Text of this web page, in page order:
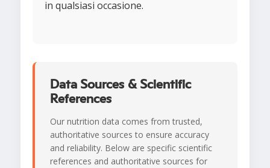
in qualsiasi occasione.
Data Sources & Scientific
References
Our nutrition data comes from trusted,
authoritative sources to ensure accuracy
and reliability. Below are specific scientific
references and authoritative sources for